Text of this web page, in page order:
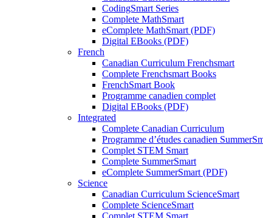
CodingSmart Series
Complete MathSmart
eComplete MathSmart (PDF)
Digital EBooks (PDF)
French
Canadian Curriculum Frenchsmart
Complete Frenchsmart Books
FrenchSmart Book
Programme canadien complet
Digital EBooks (PDF)
Integrated
Complete Canadian Curriculum
Programme d’études canadien
Complet STEM Smart
Complete SummerSmart
eComplete SummerSmart (PDF)
Science
Canadian Curriculum ScienceSmart
Complete ScienceSmart
Complet STEM Smart